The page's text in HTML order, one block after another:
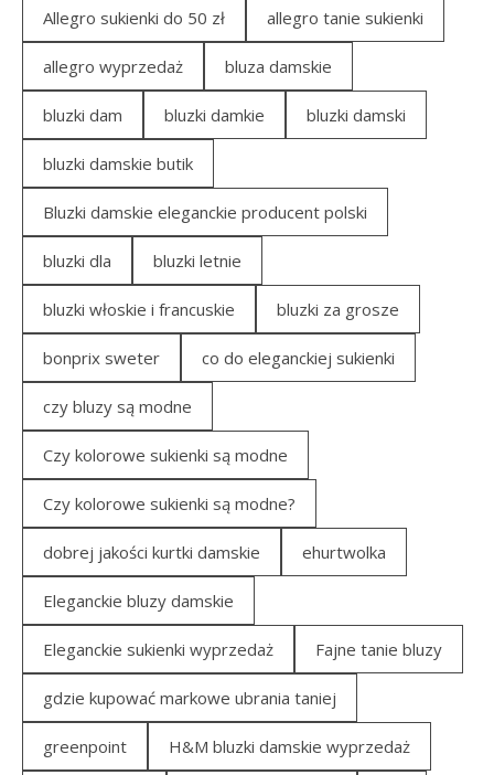
Allegro sukienki do 50 zł allegro tanie sukienki
allegro wyprzedaż bluza damskie
bluzki dam bluzki damkie bluzki damski
bluzki damskie butik
Bluzki damskie eleganckie producent polski
bluzki dla bluzki letnie
bluzki włoskie i francuskie bluzki za grosze
bonprix sweter co do eleganckiej sukienki
czy bluzy są modne
Czy kolorowe sukienki są modne
Czy kolorowe sukienki są modne?
dobrej jakości kurtki damskie ehurtwolka
Eleganckie bluzy damskie
Eleganckie sukienki wyprzedaż Fajne tanie bluzy
gdzie kupować markowe ubrania taniej
greenpoint H&M bluzki damskie wyprzedaż